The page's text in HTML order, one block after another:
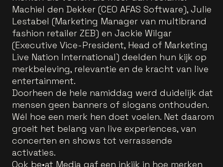
Machiel den Dekker (CEO AFAS Software), Julie
Lestabel (Marketing Manager van multibrand
fashion retailer ZEB) en Jackie Wilgar
(Executive Vice-President, Head of Marketing
Live Nation International) deelden hun kijk op
merkbeleving, relevantie en de kracht van live
entertainment.
Doorheen de hele namiddag werd duidelijk dat
mensen geen banners of slogans onthouden.
Wél hoe een merk hen doet voelen. Net daarom
groeit het belang van live experiences, van
concerten en shows tot verrassende
activaties.
Ook be•at Media gaf een inkijk in hoe merken